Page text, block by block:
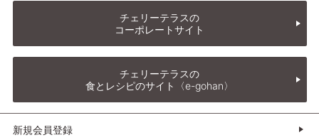
チェリーテラスの
コーポレートサイト
チェリーテラスの
食とレシピのサイト〈e-gohan〉
新規会員登録